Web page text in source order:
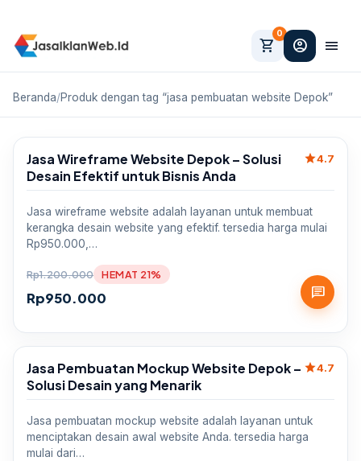
shopping_cart
0
account_circle menu
Beranda/Produk dengan tag “jasa pembuatan website Depok”
Sale
Jasa Wireframe Website Depok – Solusi
Desain Efektif untuk Bisnis Anda
star4.7
Jasa wireframe website adalah layanan untuk membuat
kerangka desain website yang efektif. tersedia harga mulai
Rp950.000,…
Rp1.200.000
Rp950.000
HEMAT 21%
chat
Sale
Jasa Pembuatan Mockup Website Depok –
Solusi Desain yang Menarik
star4.7
Jasa pembuatan mockup website adalah layanan untuk
menciptakan desain awal website Anda. tersedia harga
mulai dari…